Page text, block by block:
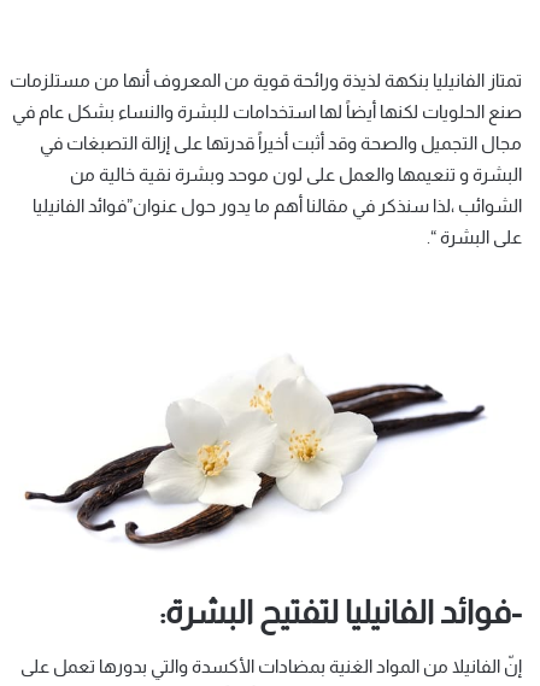
تمتاز الفانيليا بنكهة لذيذة ورائحة قوية من المعروف أنها من مستلزمات
صنع الحلويات لكنها أيضاً لها استخدامات للبشرة والنساء بشكل عام في
مجال التجميل والصحة وقد أثبت أخيراً قدرتها على إزالة التصبغات في
البشرة و تنعيمها والعمل على لون موحد وبشرة نقية خالية من
الشوائب ،لذا سنذكر في مقالنا أهم ما يدور حول عنوان”فوائد الفانيليا
على البشرة “.
-فوائد الفانيليا لتفتيح البشرة:
إنّ الفانيلا من المواد الغنية بمضادات الأكسدة والتي بدورها تعمل على